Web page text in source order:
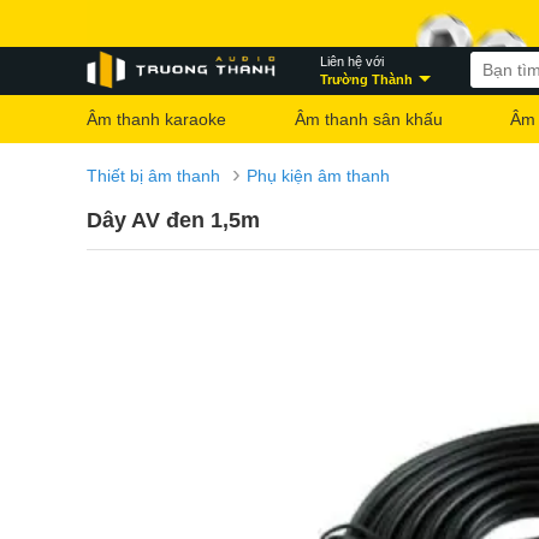
Liên hệ với
Trường Thành
Âm thanh karaoke Âm thanh sân khấu
Thiết bị âm thanh › Phụ kiện âm thanh
Dây AV đen 1,5m